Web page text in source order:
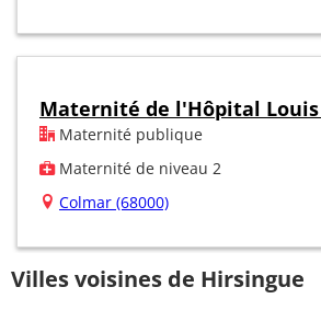
Maternité de l'Hôpital
Maternité publique
Maternité de niveau 2
Colmar (68000)
Villes voisines de Hirsingue